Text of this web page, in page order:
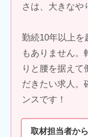
さは、大きなや
勤続10年以上を
もありません
りと腰を据えて
だきたい求人。
ンスです！
取材担当者か